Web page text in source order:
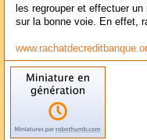
les regrouper et effectuer
sur la bonne voie. En effet,